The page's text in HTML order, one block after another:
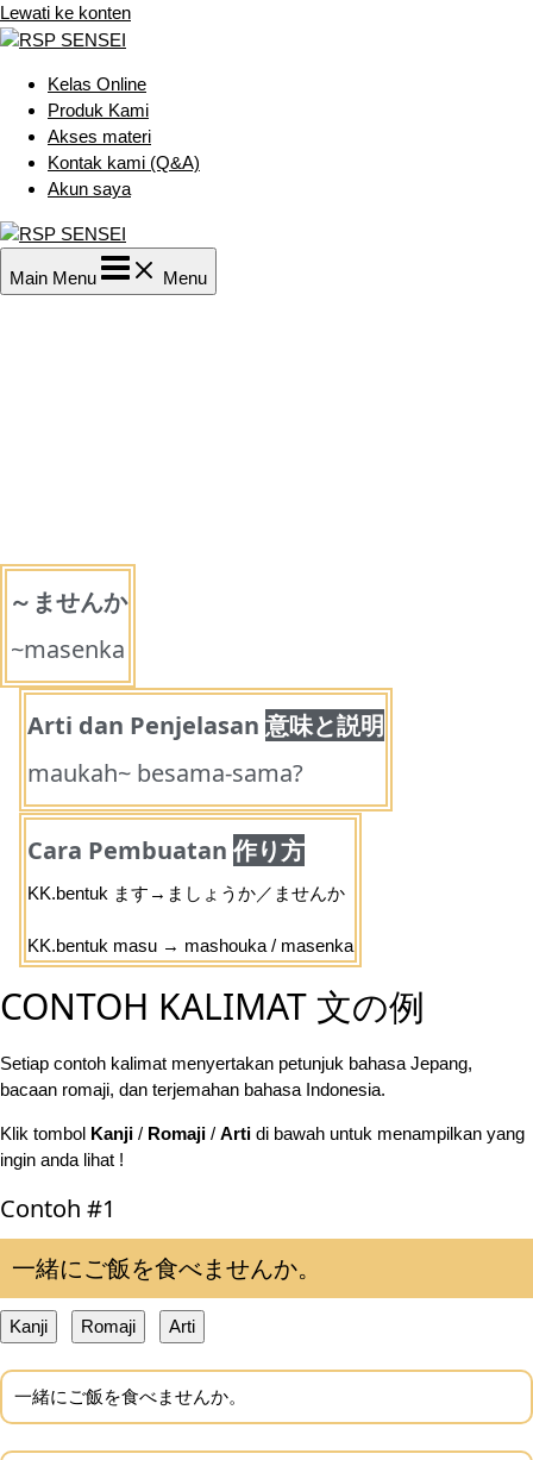
Lewati ke konten
Kelas Online
Produk Kami
Akses materi
Kontak kami (Q&A)
Akun saya
Main Menu Menu
～ませんか
~masenka
Arti dan Penjelasan 意味と説明
maukah~ besama-sama?
Cara Pembuatan 作り方
KK.bentuk ます→ましょうか／ませんか
KK.bentuk masu → mashouka / masenka
CONTOH KALIMAT 文の例
Setiap contoh kalimat menyertakan petunjuk bahasa Jepang,
bacaan romaji, dan terjemahan bahasa Indonesia.
Klik tombol Kanji / Romaji / Arti di bawah untuk menampilkan yang
ingin anda lihat !
Contoh #1
一緒にご飯を食べませんか。
Kanji Romaji Arti
一緒にご飯を食べませんか。